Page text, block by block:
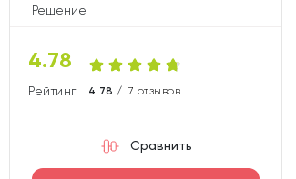
4.78
Рейтинг карты
4.78 / 7 отзывов
Решение
Сравнить